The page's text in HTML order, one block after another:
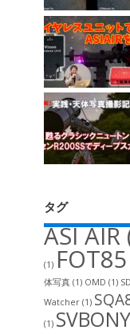
タグ
ASI AIR
(1) FOT85
体写真 (1) OMD (1)
Watcher (1)
(1) SVBONY